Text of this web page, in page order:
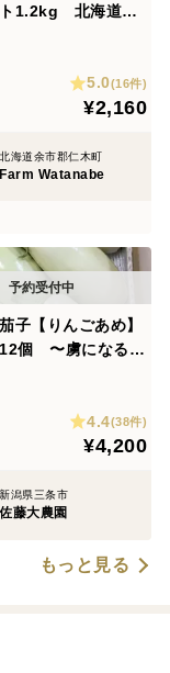
ト1.2kg 北海道仁
5.0(16件)
¥2,160
北海道余市郡仁木町
Farm Watanabe
子【りんごあめ】
個 〜虜になるほ
4.4(38件)
¥4,200
新潟県三条市
佐藤大農園
もっと見る